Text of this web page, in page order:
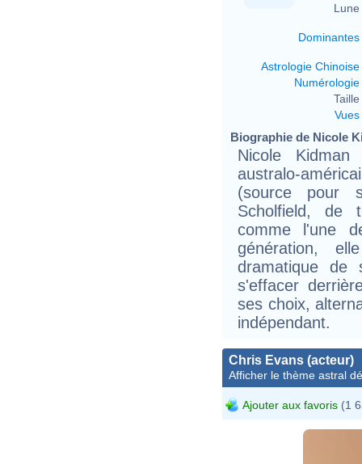
Lune
Dominantes
Astrologie Chinoise
Numérologie
Taille
Vues
Biographie de Nicole
Nicole
australo-
(source pour
Scholfield, de
comme l'une
génération,
dramatique de
s'effacer
ses choix,
indépendant.
Chris Evans (acteur)
Afficher le thème astral
Ajouter aux favoris (1